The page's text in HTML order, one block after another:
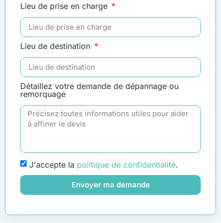
Lieu de prise en charge
Lieu de destination
Détaillez votre demande de dépannage ou
remorquage
J'accepte la politique de confidentialité.
Envoyer ma demande